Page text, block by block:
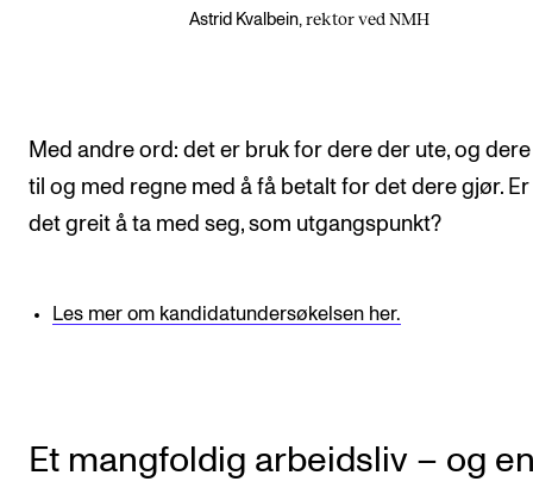
Astrid Kvalbein, rektor ved NMH
Med andre ord: det er bruk for dere der ute, og
til og med regne med å få betalt for det dere gjør. Er
det greit å ta med seg, som utgangspunkt?
Les mer om kandidatundersøkelsen her.
Et mangfoldig arbeidsliv – og